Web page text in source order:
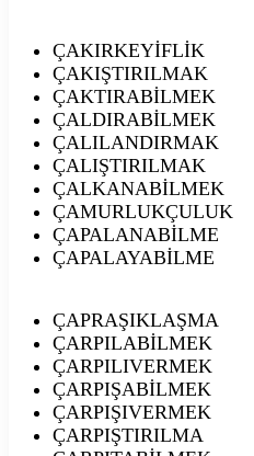
ÇAKIRKEYİFLİK
ÇAKIŞTIRILMAK
ÇAKTIRABİLMEK
ÇALDIRABİLMEK
ÇALILANDIRMAK
ÇALIŞTIRILMAK
ÇALKANABİLMEK
ÇAMURLUKÇULUK
ÇAPALANABİLME
ÇAPALAYABİLME
ÇAPRAŞIKLAŞMA
ÇARPILABİLMEK
ÇARPILIVERMEK
ÇARPIŞABİLMEK
ÇARPIŞIVERMEK
ÇARPIŞTIRILMA